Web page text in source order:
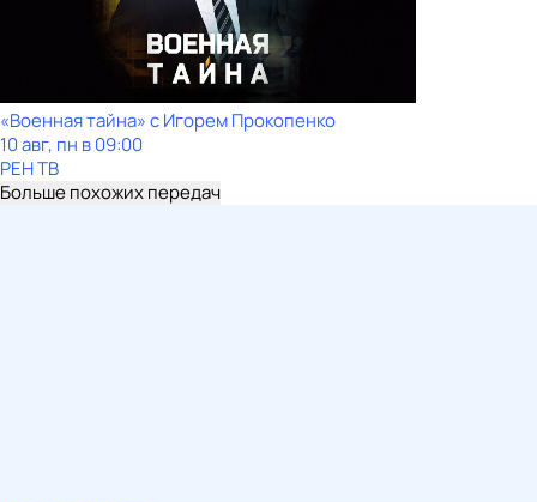
«Военная тайна» с Игорем Прокопенко
10 авг, пн в 09:00
РЕН ТВ
Больше похожих передач